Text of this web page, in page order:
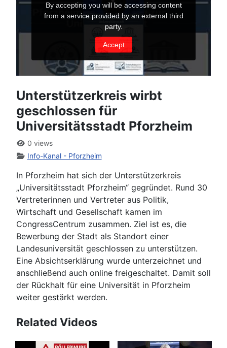
Unterstützerkreis wirbt
geschlossen für
Universitätsstadt Pforzheim
0 views
Info-Kanal - Pforzheim
In Pforzheim hat sich der Unterstützerkreis
„Universitätsstadt Pforzheim“ gegründet. Rund 30
Vertreterinnen und Vertreter aus Politik,
Wirtschaft und Gesellschaft kamen im
CongressCentrum zusammen. Ziel ist es, die
Bewerbung der Stadt als Standort einer
Landesuniversität geschlossen zu unterstützen.
Eine Absichtserklärung wurde unterzeichnet und
anschließend auch online freigeschaltet. Damit soll
der Rückhalt für eine Universität in Pforzheim
weiter gestärkt werden.
Related Videos